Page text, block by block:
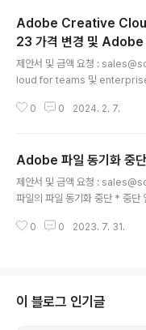
and
Adobe Creative
23 가격 변경 및 Adobe
제안서 및 금액 요청 :
loud for teams 및
되는 비즈니스 플랜 *
포함) * Creative Cloud for
0 0 2024. 2. 7.
Adobe 파일 동기화 중
제안서 및 금액 요청 :
파일의 파일 동기화 중단 * 중
Wg6goi18h7 [SCK] Adobe
0 0 2023. 7. 31.
이 블로그 인기글